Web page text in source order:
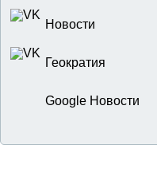
Новости
Геократия
Google Новости